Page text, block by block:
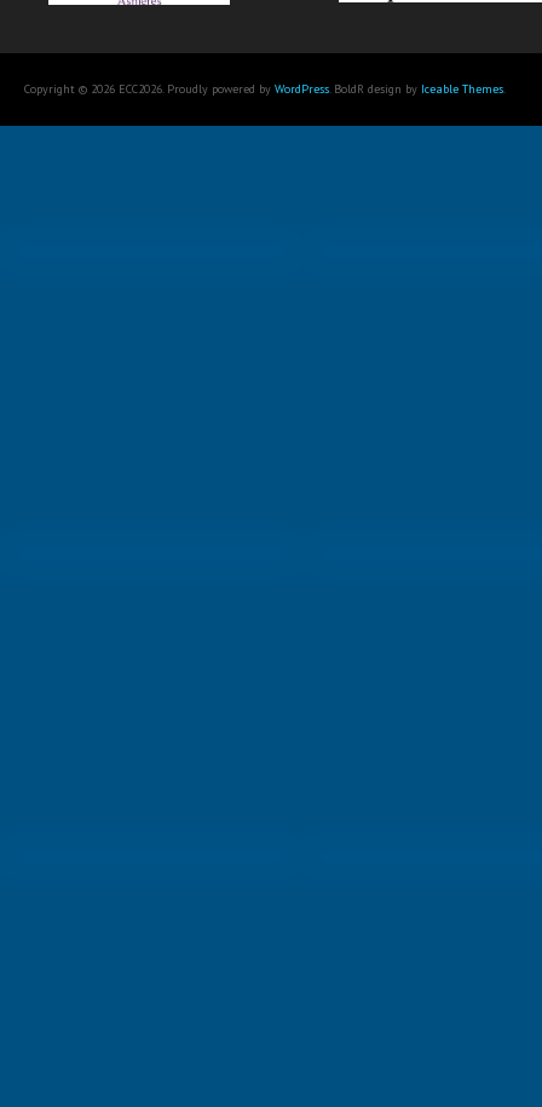
Copyright © 2026 ECC2026. Proudly powered by WordPress. BoldR design by Iceable Themes.